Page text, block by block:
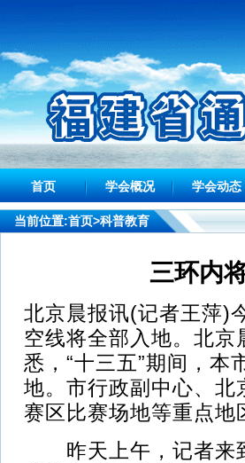
首页 学会概况 学会动态
当前位置:首页>科普教育
三环内
北京晨报讯(记者王萍)
空线将全部入地。北
悉，“十三五”期间，本
地。市行政副中心、
赛区比赛场地等重点
昨天上午，记者来